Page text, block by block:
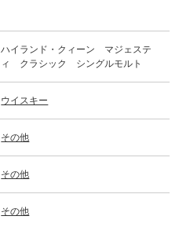
ハイランド・クィーン マジェステ
ィ クラシック シングルモルト
ウイスキー
その他
その他
その他